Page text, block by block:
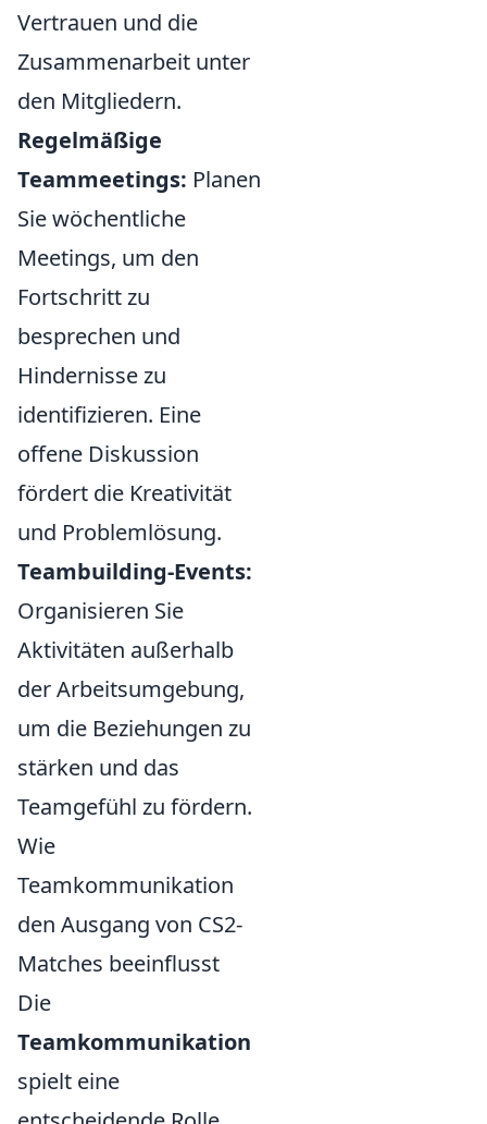
Vertrauen und die
Zusammenarbeit unter
den Mitgliedern.
Regelmäßige
Teammeetings: Planen
Sie wöchentliche
Meetings, um den
Fortschritt zu
besprechen und
Hindernisse zu
identifizieren. Eine
offene Diskussion
fördert die Kreativität
und Problemlösung.
Teambuilding-Events:
Organisieren Sie
Aktivitäten außerhalb
der Arbeitsumgebung,
um die Beziehungen zu
stärken und das
Teamgefühl zu fördern.
Wie
Teamkommunikation
den Ausgang von CS2-
Matches beeinflusst
Die
Teamkommunikation
spielt eine